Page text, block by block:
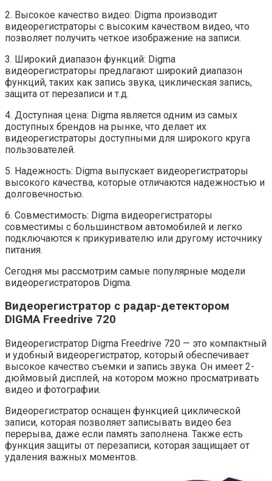
2. Высокое качество видео: Digma производит
видеорегистраторы с высоким качеством видео, что
позволяет получить четкое изображение на записи.
3. Широкий диапазон функций: Digma
видеорегистраторы предлагают широкий диапазон
функций, таких как запись звука, циклическая запись,
защита от перезаписи и т.д.
4. Доступная цена: Digma является одним из самых
доступных брендов на рынке, что делает их
видеорегистраторы доступными для широкого круга
пользователей.
5. Надежность: Digma выпускает видеорегистраторы
высокого качества, которые отличаются надежностью и
долговечностью.
6. Совместимость: Digma видеорегистраторы
совместимы с большинством автомобилей и легко
подключаются к прикуривателю или другому источнику
питания.
Сегодня мы рассмотрим самые популярные модели
видеорегистраторов Digma.
Видеорегистратор с радар-детектором
DIGMA Freedrive 720
Видеорегистратор Digma Freedrive 720 — это компактный
и удобный видеорегистратор, который обеспечивает
высокое качество съемки и запись звука. Он имеет 2-
дюймовый дисплей, на котором можно просматривать
видео и фотографии.
Видеорегистратор оснащен функцией циклической
записи, которая позволяет записывать видео без
перерыва, даже если память заполнена. Также есть
функция защиты от перезаписи, которая защищает от
удаления важных моментов.